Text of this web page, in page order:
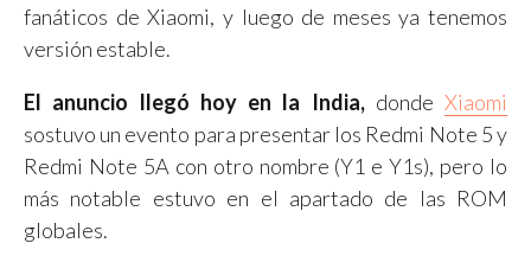
fanáticos de Xiaomi, y luego de meses ya tenemos
versión estable.
El anuncio llegó hoy en la India,donde Xiaomi
sostuvo un evento para presentar los Redmi Note 5 y
Redmi Note 5A con otro nombre (Y1 e Y1s), pero lo
más notable estuvo en el apartado de las ROM
globales.